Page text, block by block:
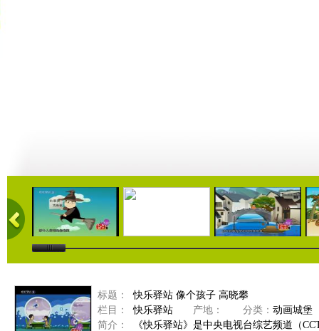
04:53 04:41 08:25
标题：
快乐驿站 像个孩子 高晓攀
栏目：
快乐驿站 产地： 分类： 动画城堡
简介：
《快乐驿站》是中央电视台综艺频道（